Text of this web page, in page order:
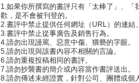
1.如果你所撰寫的書評只有「太棒了」、
歡，是不會被刊登的。
2.書評中禁止提供任何網址（URL）的連結
3.書評中禁止從事廣告及銷售行為。
4.請勿出現謾罵、惡意中傷、猥褻的字眼。
5.請勿出現與該書內容不相關的言論。
6.請勿重複投稿相同的書評。
7.請勿抄襲書的簡介或內容當作書評送出。
8.請勿傳述未經證實，針對公司、團體或個